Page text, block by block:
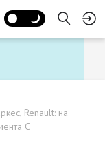
Renault: на
С